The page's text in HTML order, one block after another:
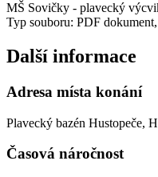
MŠ Sovičky - plavecký
Typ souboru: PDF
Další informace
Adresa místa konání
Plavecký bazén Hustopeče,
Časová náročnost